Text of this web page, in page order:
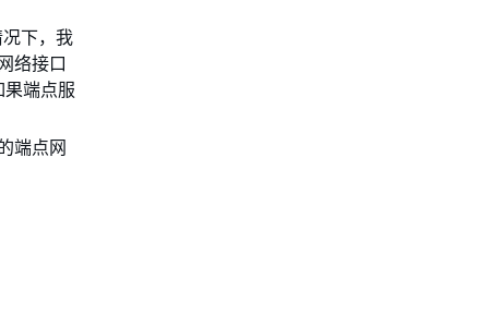
下，我
络接口
果端点服
端点网